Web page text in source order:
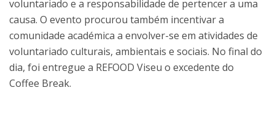
voluntariado e a responsabilidade de pertencer a uma
causa. O evento procurou também incentivar a
comunidade académica a envolver-se em atividades de
voluntariado culturais, ambientais e sociais. No final do
dia, foi entregue a REFOOD Viseu o excedente do
Coffee Break.